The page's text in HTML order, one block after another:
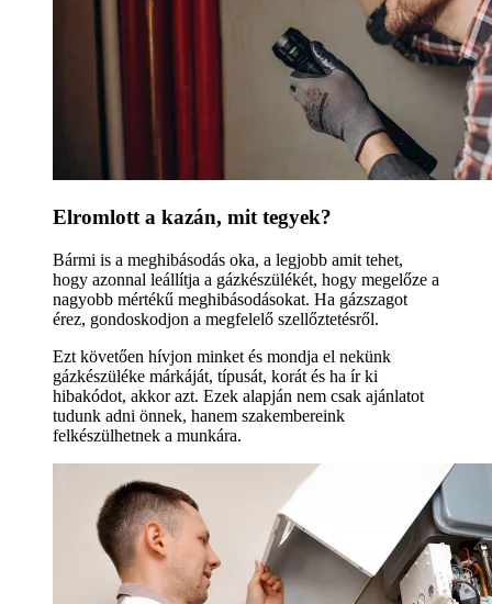
Elromlott a kazán, mit tegyek?
Bármi is a meghibásodás oka, a legjobb amit tehet,
hogy azonnal leállítja a gázkészülékét, hogy megelőze a
nagyobb mértékű meghibásodásokat. Ha gázszagot
érez, gondoskodjon a megfelelő szellőztetésről.
Ezt követően hívjon minket és mondja el nekünk
gázkészüléke márkáját, típusát, korát és ha ír ki
hibakódot, akkor azt. Ezek alapján nem csak ajánlatot
tudunk adni önnek, hanem szakembereink
felkészülhetnek a munkára.